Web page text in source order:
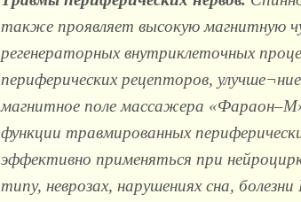
также проявляет высокую магнитную
регенераторных внутриклеточных
периферических рецепторов,
магнитное поле массажера
функции травмированных
эффективно применяться при
типу, неврозах, нарушениях сна,